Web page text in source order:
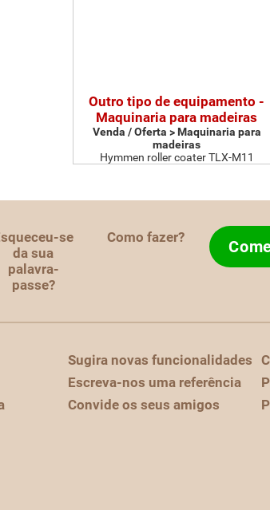
Outro tipo de equipamento -
Maquinaria para madeiras
Venda / Oferta > Maquinaria para
madeiras
Hymmen roller coater TLX-M11
se
da sua
palavra-
passe?
Como fazer?
Sugira novas funcionalidades
Escreva-nos uma referência
Convide os seus amigos